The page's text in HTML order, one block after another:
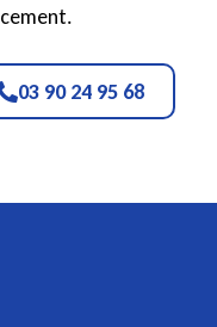
03 90 24 95 68